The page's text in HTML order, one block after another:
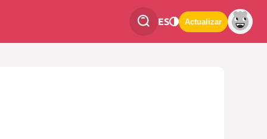
ES Actualizar